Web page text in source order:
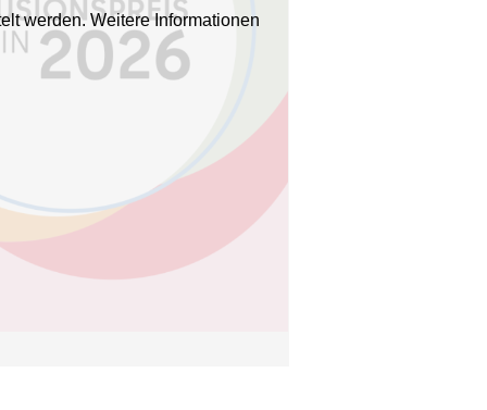
werden. Weitere Informationen